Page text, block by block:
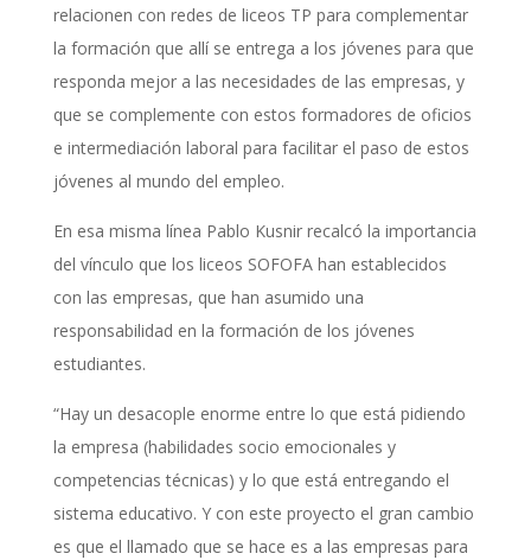
relacionen con redes de liceos TP para complementar
la formación que allí se entrega a los jóvenes para que
responda mejor a las necesidades de las empresas, y
que se complemente con estos formadores de oficios
e intermediación laboral para facilitar el paso de estos
jóvenes al mundo del empleo.
En esa misma línea Pablo Kusnir recalcó la importancia
del vínculo que los liceos SOFOFA han establecidos
con las empresas, que han asumido una
responsabilidad en la formación de los jóvenes
estudiantes.
“Hay un desacople enorme entre lo que está pidiendo
la empresa (habilidades socio emocionales y
competencias técnicas) y lo que está entregando el
sistema educativo. Y con este proyecto el gran cambio
es que el llamado que se hace es a las empresas para